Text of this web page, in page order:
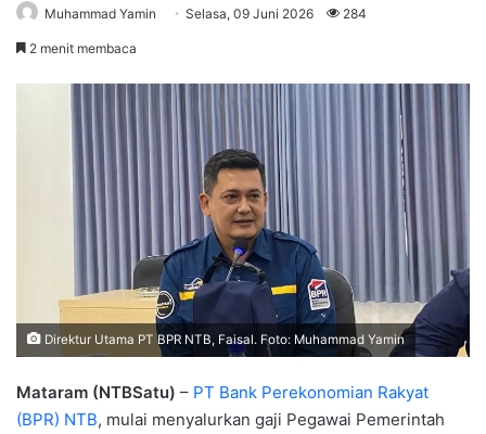
Muhammad Yamin Selasa, 09 Juni 2026 284
2 menit membaca
Direktur Utama PT BPR NTB, Faisal. Foto: Muhammad Yamin
Mataram (NTBSatu) – PT Bank Perekonomian Rakyat
(BPR) NTB, mulai menyalurkan gaji Pegawai Pemerintah